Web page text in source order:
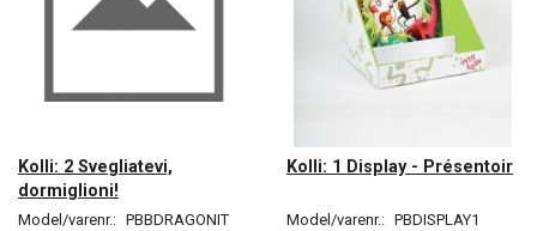
Kolli: 2 Svegliatevi,
dormiglioni!
Model/varenr.: PBBDRAGONIT
Kolli: 1 Display - Présentoir
Model/varenr.: PBDISPLAY1